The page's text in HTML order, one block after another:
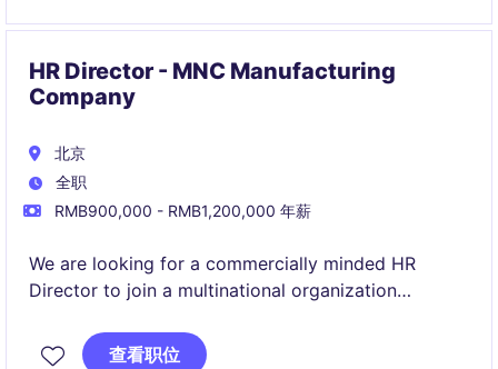
HR Director - MNC Manufacturing
Company
北京
全职
RMB900,000 - RMB1,200,000 年薪
We are looking for a commercially minded HR
Director to join a multinational organization
查看职位